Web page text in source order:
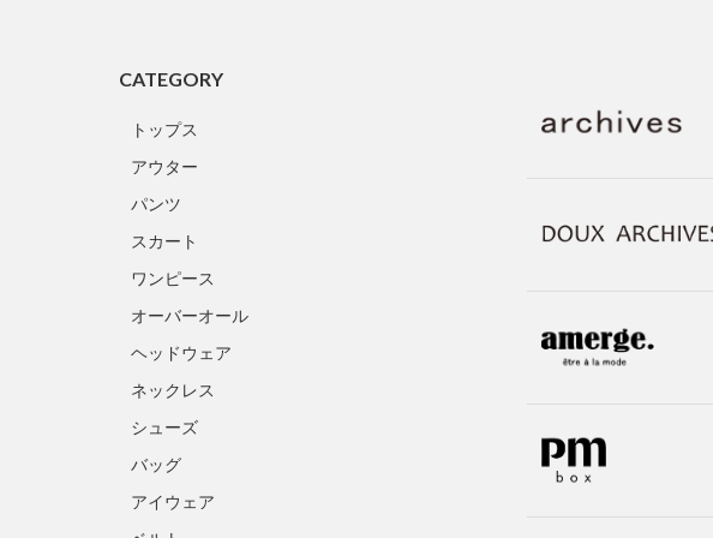
CATEGORY
トップス
アウター
パンツ
スカート
ワンピース
オーバーオール
ヘッドウェア
ネックレス
シューズ
バッグ
アイウェア